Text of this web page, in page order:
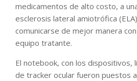
medicamentos de alto costo, a
esclerosis lateral amiotrófica
comunicarse de mejor manera
equipo tratante.
El notebook, con los dispositivos,
de tracker ocular fueron puestos